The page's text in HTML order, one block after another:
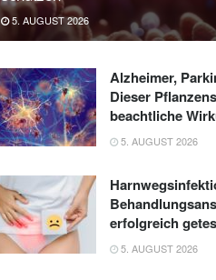
5. AUGUST 2026
Alzheimer,
Dieser
beachtliche
5. AUGUST 2026
erfolgreich
5. AUGUST 2026